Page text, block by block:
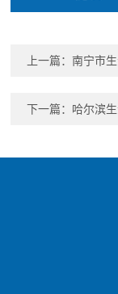
上一篇：南宁市
下一篇： 哈尔滨